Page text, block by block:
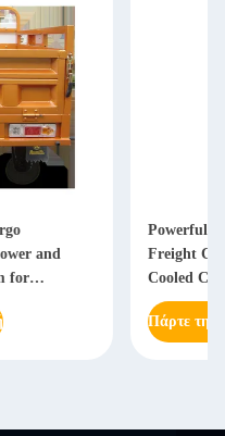
Powerful and
Freight Carrying
Cooled Cooling Type
Πάρτε την καλύτερη